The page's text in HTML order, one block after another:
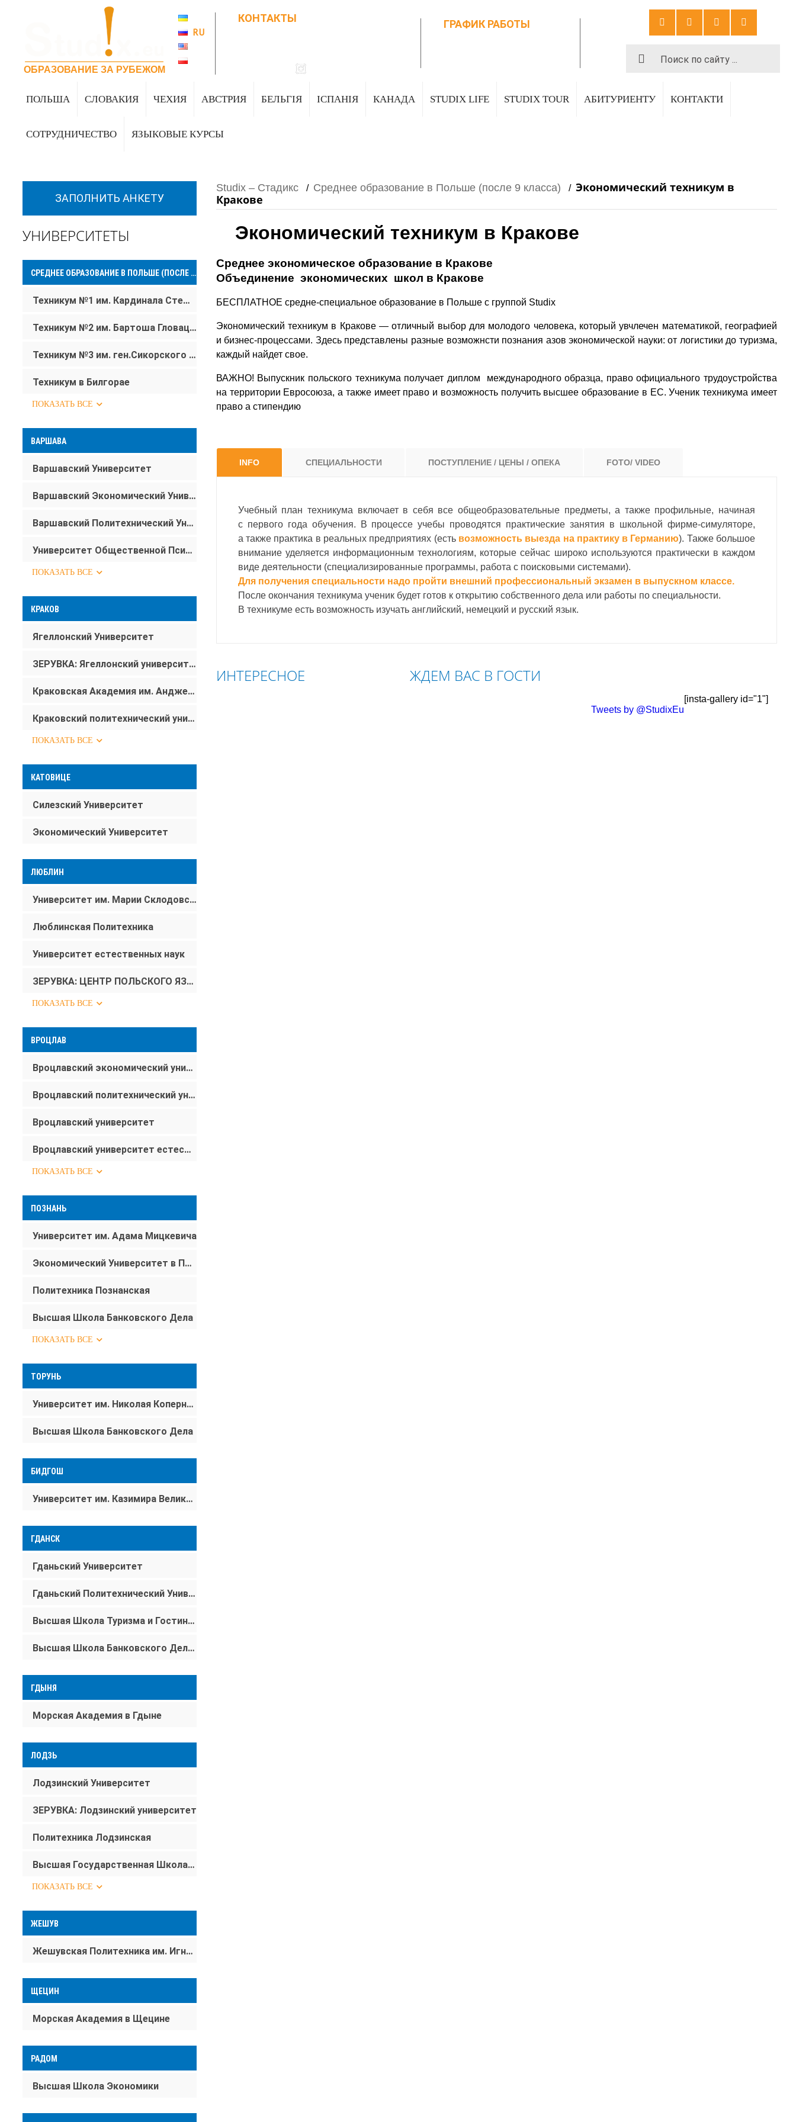
ОБРАЗОВАНИЕ ЗА РУБЕЖОМ
RU
КОНТАКТЫ ГРАФИК РАБОТЫ
ПОЛЬША СЛОВАКИЯ ЧЕХИЯ АВСТРИЯ БЕЛЬГІЯ ІСПАНІЯ КАНАДА STUDIX LIFE STUDIX TOUR АБИТУРИЕНТУ КОНТАКТИ
СОТРУДНИЧЕСТВО ЯЗЫКОВЫЕ КУРСЫ
ЗАПОЛНИТЬ АНКЕТУ
УНИВЕРСИТЕТЫ
СРЕДНЕЕ ОБРАЗОВАНИЕ В ПОЛЬШЕ (ПОСЛЕ 9 КЛАССА)
Техникум №1 им. Кардинала Стефана Вишинского в Тарнобжеге
Техникум №2 им. Бартоша Гловацкого в Тарнобжеге
Техникум №3 им. ген.Сикорского в Тарнобжегу (Строительный техникум)
Техникум в Билгорае
ПОКАЗАТЬ ВСЕ
ВАРШАВА
Варшавский Университет
Варшавский Экономический Университет SGH
Варшавский Политехнический Университет
Университет Общественной Психологии (SWPS)
ПОКАЗАТЬ ВСЕ
КРАКОВ
Ягеллонский Университет
ЗЕРУВКА: Ягеллонский университет
Краковская Академия им. Анджея Фрыча Моджевского
Краковский политехнический университет им. Тадеуша Костюшко
ПОКАЗАТЬ ВСЕ
КАТОВИЦЕ
Силезский Университет
Экономический Университет
ЛЮБЛИН
Университет им. Марии Склодовской-Кюри
Люблинская Политехника
Университет естественных наук
ЗЕРУВКА: ЦЕНТР ПОЛЬСКОГО ЯЗЫКА И КУЛЬТУРЫ ДЛЯ ПОЛЬСКОЙ ДИАСПОРЫ И ИНОСТРАНЦЕВ УМКС
ПОКАЗАТЬ ВСЕ
ВРОЦЛАВ
Вроцлавский экономический университет
Вроцлавский политехнический университет
Вроцлавский университет
Вроцлавский университет естественных наук
ПОКАЗАТЬ ВСЕ
ПОЗНАНЬ
Университет им. Адама Мицкевича
Экономический Университет в Познани
Политехника Познанская
Высшая Школа Банковского Дела
ПОКАЗАТЬ ВСЕ
ТОРУНЬ
Университет им. Николая Коперника в Торуне
Высшая Школа Банковского Дела
БИДГОШ
Университет им. Казимира Великого (Быдгощ)
ГДАНСК
Гданьский Университет
Гданьский Политехнический Университет
Высшая Школа Туризма и Гостиничного Дела
Высшая Школа Банковского Дела в Гданске
ГДЫНЯ
Морская Aкадемия в Гдыне
ЛОДЗЬ
Лодзинский Университет
ЗЕРУВКА: Лодзинский университет
Политехника Лодзинская
Высшая Государственная Школа Kинематографа, Tелевидения и Tеатра им. Леона Шиллера
ПОКАЗАТЬ ВСЕ
ЖЕШУВ
Жешувская Политехника им. Игнация Лукасевича
ЩЕЦИН
Морская Академия в Щецине
РАДОМ
Высшая Школа Экономики
Studix – Стадикс / Среднее образование в Польше (после 9 класса) / Экономический техникум в
Кракове
Экономический техникум в Кракове
Среднее экономическое образование в Кракове
Объединение экономических школ в Кракове
БЕСПЛАТНОЕ средне-специальное образование в Польше с группой Studix
Экономический техникум в Кракове — отличный выбор для молодого человека, который увчлечен математикой, географией
и бизнес-процессами. Здесь представлены разные возможнсти познания азов экономической науки: от логистики до туризма,
каждый найдет свое.
ВАЖНО! Выпускник польского техникума получает диплом международного образца, право официального трудоустройства
на территории Евросоюза, а также имеет право и возможность получить высшее образование в ЕС. Ученик техникума имеет
право а стипендию
INFO СПЕЦИАЛЬНОСТИ ПОСТУПЛЕНИЕ / ЦЕНЫ / ОПЕКА FOTO/ VIDEO
Учебный план техникума включает в себя все общеобразовательные предметы, а также профильные, начиная
с первого года обучения. В процессе учебы проводятся практические занятия в школьной фирме-симуляторе,
а также практика в реальных предприятиях (есть возможность выезда на практику в Германию). Также большое
внимание уделяется информационным технологиям, которые сейчас широко используются практически в каждом
виде деятельности (специализированные программы, работа с поисковыми системами).
Для получения специальности надо пройти внешний профессиональный экзамен в выпускном классе.
После окончания техникума ученик будет готов к открытию собственного дела или работы по специальности.
В техникуме есть возможность изучать английский, немецкий и русский язык.
ИНТЕРЕСНОЕ ЖДЕМ ВАС В ГОСТИ
Tweets by @StudixEu
[insta-gallery id="1"]